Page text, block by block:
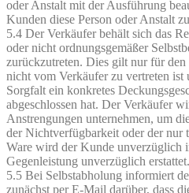
oder Anstalt mit der Ausführung
Kunden diese Person oder Anstalt
5.4 Der Verkäufer behält sich das
oder nicht ordnungsgemäßer
zurückzutreten. Dies gilt nur für
nicht vom Verkäufer zu vertreten ist
Sorgfalt ein konkretes
abgeschlossen hat. Der Verkäufer
Anstrengungen unternehmen, um
der Nichtverfügbarkeit oder der nur
Ware wird der Kunde unverzüglich
Gegenleistung unverzüglich erstattet.
5.5 Bei Selbstabholung informiert
zunächst per E-Mail darüber, dass